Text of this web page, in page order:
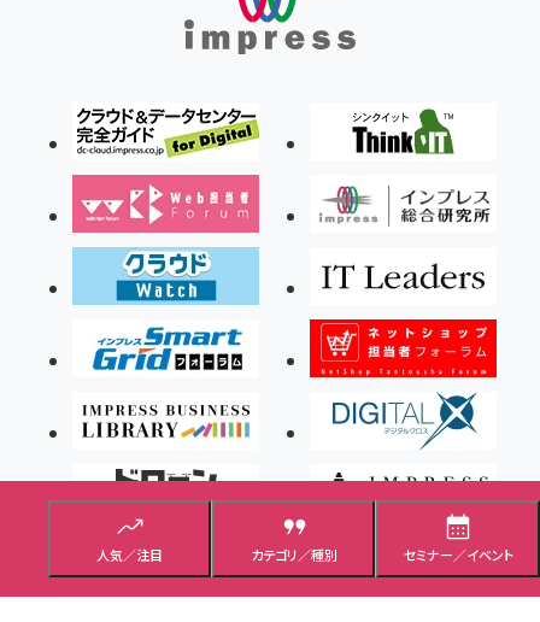
人気／注目 カテゴリ／種別 セミナー／イベント